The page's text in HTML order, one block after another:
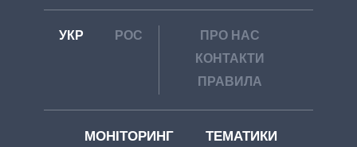
УКР РОС
ПРО НАС
КОНТАКТИ
ПРАВИЛА
МОНІТОРИНГ ТЕМАТИКИ